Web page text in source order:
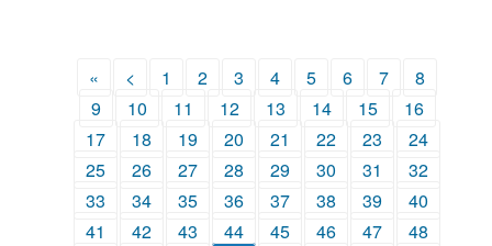
« < 1 2 3 4 5 6 7
8
9
10 11 12 13 14 15
16
17
18 19 20 21 22 23
24
25
26 27 28 29 30 31
32
33
34 35 36 37 38 39
40
41
42 43 44 45 46 47
48